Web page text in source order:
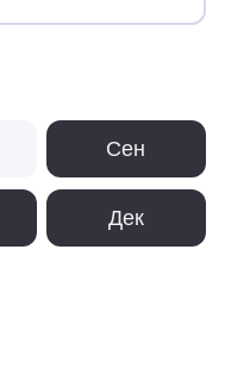
Сен
Дек